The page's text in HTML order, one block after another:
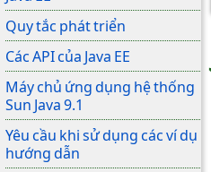
Quy tắc phát triển
Các API của Java EE
Máy chủ ứng dụng hệ thống
Sun Java 9.1
Yêu cầu khi sử dụng các ví dụ
hướng dẫn